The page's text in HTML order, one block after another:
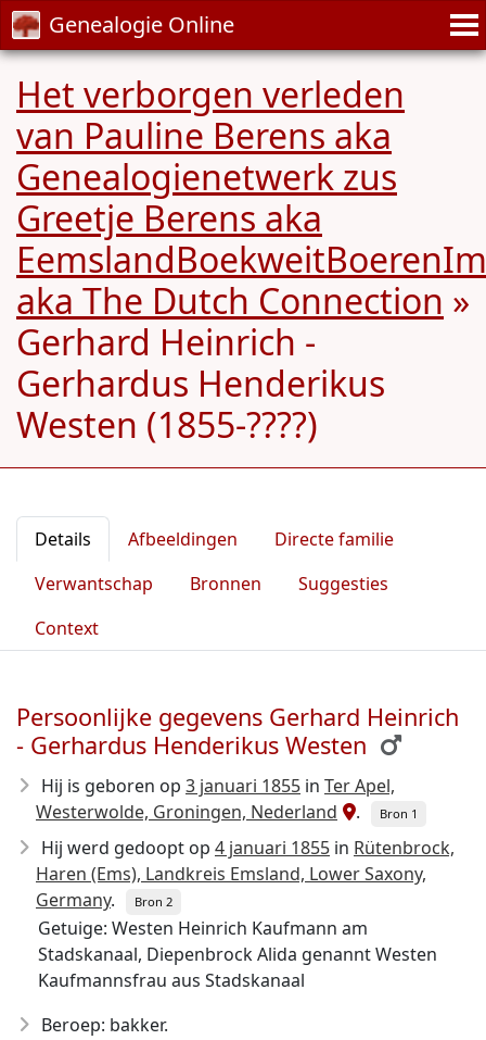
Genealogie Online
Het verborgen verleden
van Pauline Berens aka
Genealogienetwerk zus
Greetje Berens aka
aka The Dutch Connection »
Gerhard Heinrich -
Gerhardus Henderikus
Westen (1855-????)
Details Afbeeldingen
Directe familie
Verwantschap
Bronnen
Suggesties
Context
Persoonlijke gegevens Gerhard Heinrich
- Gerhardus Henderikus Westen
Hij is geboren op 3 januari 1855 in Ter Apel,
Westerwolde, Groningen, Nederland
. Bron 1
Hij werd gedoopt op 4 januari 1855 in Rütenbrock,
Haren (Ems), Landkreis Emsland, Lower Saxony,
Germany. Bron 2
Getuige: Westen Heinrich Kaufmann am
Stadskanaal, Diepenbrock Alida genannt Westen
Kaufmannsfrau aus Stadskanaal
Beroep: bakker.